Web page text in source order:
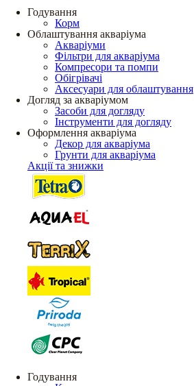
Годування
Корм
Облаштування акваріума
Акваріуми
Фільтри для акваріума
Компресори та помпи
Обігрівачі
Аксесуари для облаштування
Догляд за акваріумом
Засоби для догляду
Інструменти для догляду
Оформлення акваріума
Декор для акваріума
Грунти для акваріума
Акції та знижки
Годування